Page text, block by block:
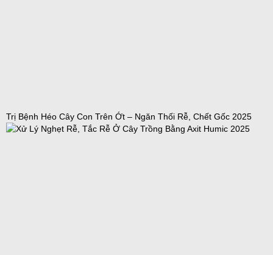
Trị Bệnh Héo Cây Con Trên Ớt – Ngăn Thối Rễ, Chết Gốc 2025